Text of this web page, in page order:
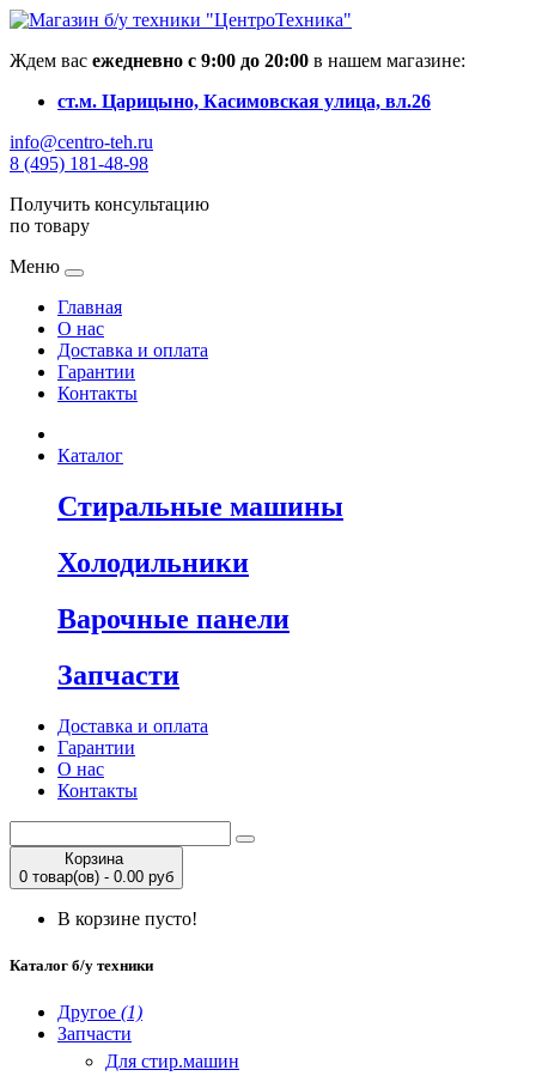
Ждем вас ежедневно с 9:00 до 20:00 в нашем магазине:
ст.м. Царицыно, Касимовская улица, вл.26
info@centro-teh.ru
8 (495) 181-48-98
Получить консультацию
по товару
Меню
Главная
О нас
Доставка и оплата
Гарантии
Контакты
Каталог
Стиральные машины
Холодильники
Варочные панели
Запчасти
Доставка и оплата
Гарантии
О нас
Контакты
Корзина
0 товар(ов) - 0.00 руб
В корзине пусто!
Каталог б/у техники
Другое (1)
Запчасти
Для стир.машин